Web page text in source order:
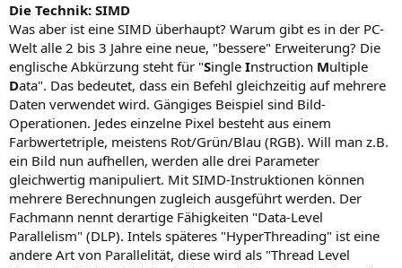
Die Technik: SIMD
Was aber ist eine SIMD überhaupt? Warum gibt es in der PC-
Welt alle 2 bis 3 Jahre eine neue, "bessere" Erweiterung? Die
englische Abkürzung steht für "Single Instruction Multiple
Data". Das bedeutet, dass ein Befehl gleichzeitig auf mehrere
Daten verwendet wird. Gängiges Beispiel sind Bild-
Operationen. Jedes einzelne Pixel besteht aus einem
Farbwertetriple, meistens Rot/Grün/Blau (RGB). Will man z.B.
ein Bild nun aufhellen, werden alle drei Parameter
gleichwertig manipuliert. Mit SIMD-Instruktionen können
mehrere Berechnungen zugleich ausgeführt werden. Der
Fachmann nennt derartige Fähigkeiten "Data-Level
Parallelism" (DLP). Intels späteres "HyperThreading" ist eine
andere Art von Parallelität, diese wird als "Thread Level